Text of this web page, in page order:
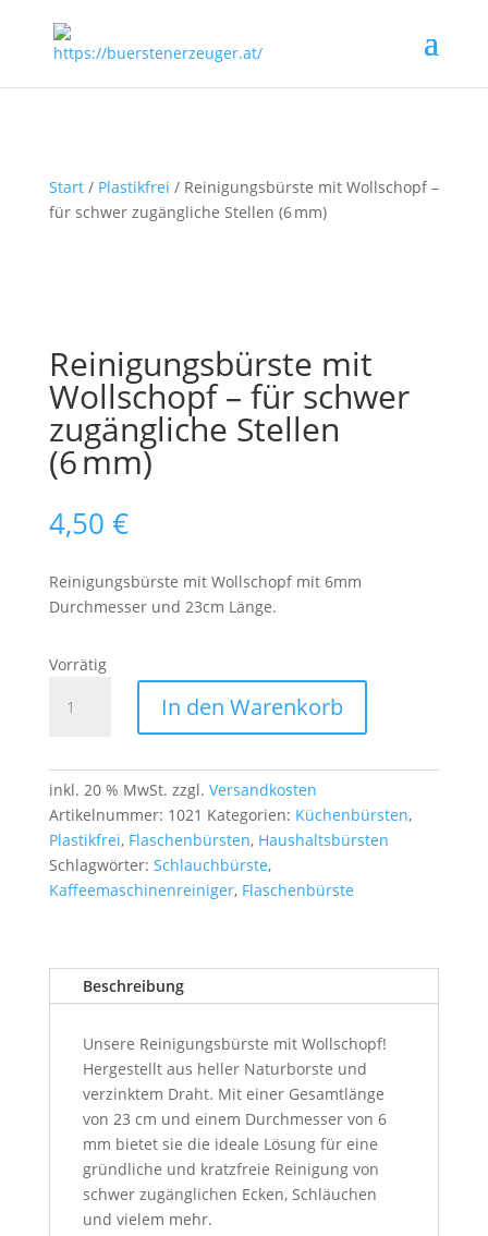
Start/ Plastikfrei / Reinigungsbürste mit Wollschopf –
für schwer zugängliche Stellen (6 mm)
Reinigungsbürste mit
Wollschopf – für schwer
zugängliche Stellen
(6 mm)
4,50 €
Reinigungsbürste mit Wollschopf mit 6mm
Durchmesser und 23cm Länge.
Vorrätig
Reinigungsbürste
mit
für
schwer
zugängliche
Stellen
(6 mm)
In den Warenkorb
inkl. 20 % MwSt. zzgl. Versandkosten
Artikelnummer: 1021 Kategorien: Küchenbürsten,
Plastikfrei, Flaschenbürsten, Haushaltsbürsten
Schlagwörter: Schlauchbürste,
Kaffeemaschinenreiniger, Flaschenbürste
Beschreibung
Unsere Reinigungsbürste mit Wollschopf!
Hergestellt aus heller Naturborste und
verzinktem Draht. Mit einer Gesamtlänge
von 23 cm und einem Durchmesser von 6
mm bietet sie die ideale Lösung für eine
gründliche und kratzfreie Reinigung von
schwer zugänglichen Ecken, Schläuchen
und vielem mehr.